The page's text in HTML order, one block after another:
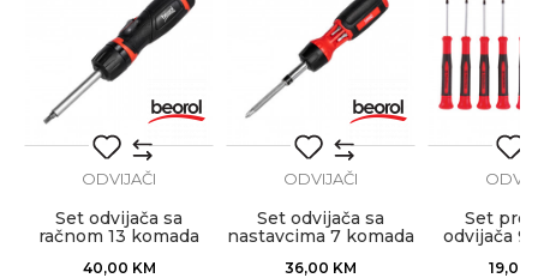
POŠALJI
ODVIJAČI
Set odvijača sa
račnom 13 komada
40,00 KM
ODVIJAČI
Set odvijača sa
nastavcima 7 komada
36,00 KM
Set
odvijača 9
19,00